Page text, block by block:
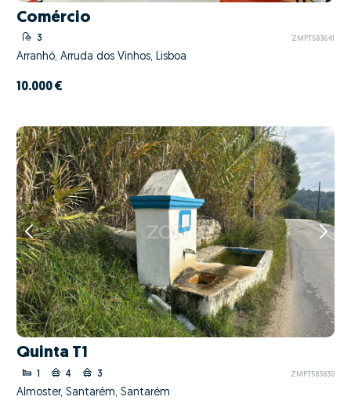
Comércio
3 ZMPT583641
Arranhó, Arruda dos Vinhos, Lisboa
10.000 €
Quinta T1
1 4 3 ZMPT583830
Almoster, Santarém, Santarém